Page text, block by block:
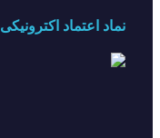
نماد اعتماد اکترونیکی